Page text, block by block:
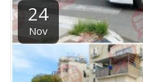
24
Nov